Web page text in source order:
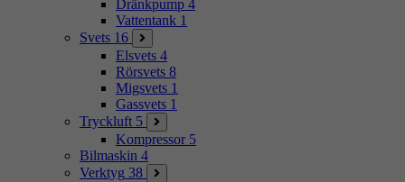
Dränkpump 4
Vattentank 1
Svets 16
Elsvets 4
Rörsvets 8
Migsvets 1
Gassvets 1
Tryckluft 5
Kompressor 5
Bilmaskin 4
Verktyg 38